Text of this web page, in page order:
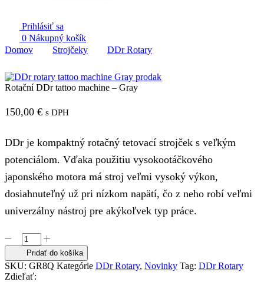
Prihlásiť sa
0 Nákupný košík
Domov
Strojčeky DDr Rotary
Rotační DDr tattoo machine – Gray
150,00 € s DPH
DDr je kompaktný rotačný tetovací strojček s veľkým
potenciálom. Vďaka použitiu vysokootáčkového
japonského motora má stroj veľmi vysoký výkon,
dosiahnuteľný už pri nízkom napätí, čo z neho robí veľmi
univerzálny nástroj pre akýkoľvek typ práce.
množstvo
Rotační
DDr
tattoo
machine
Pridať do košíka
SKU: GR8Q Kategórie DDr Rotary, Novinky Tag: DDr Rotary
Zdieľať: